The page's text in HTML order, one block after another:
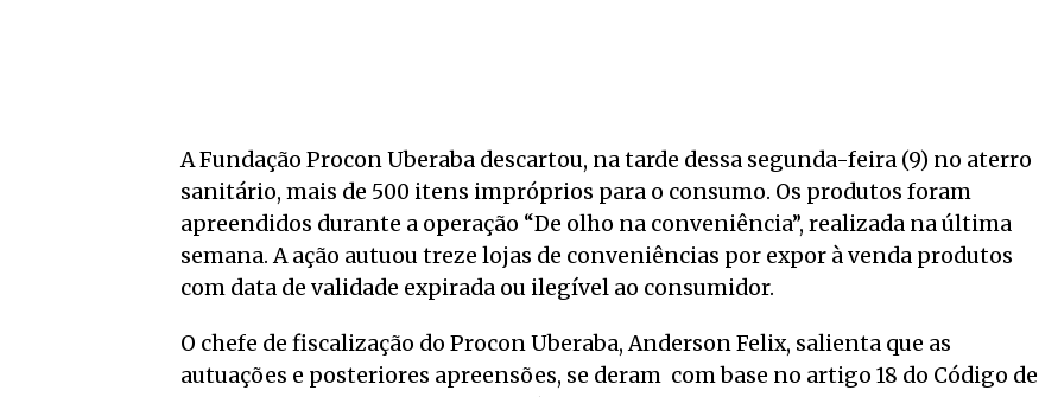
A Fundação Procon Uberaba descartou, na tarde dessa segunda-feira (9) no aterro
sanitário, mais de 500 itens impróprios para o consumo. Os produtos foram
apreendidos durante a operação “De olho na conveniência”, realizada na última
semana. A ação autuou treze lojas de conveniências por expor à venda produtos
com data de validade expirada ou ilegível ao consumidor.
O chefe de fiscalização do Procon Uberaba, Anderson Felix, salienta que as
autuações e posteriores apreensões, se deram com base no artigo 18 do Código de